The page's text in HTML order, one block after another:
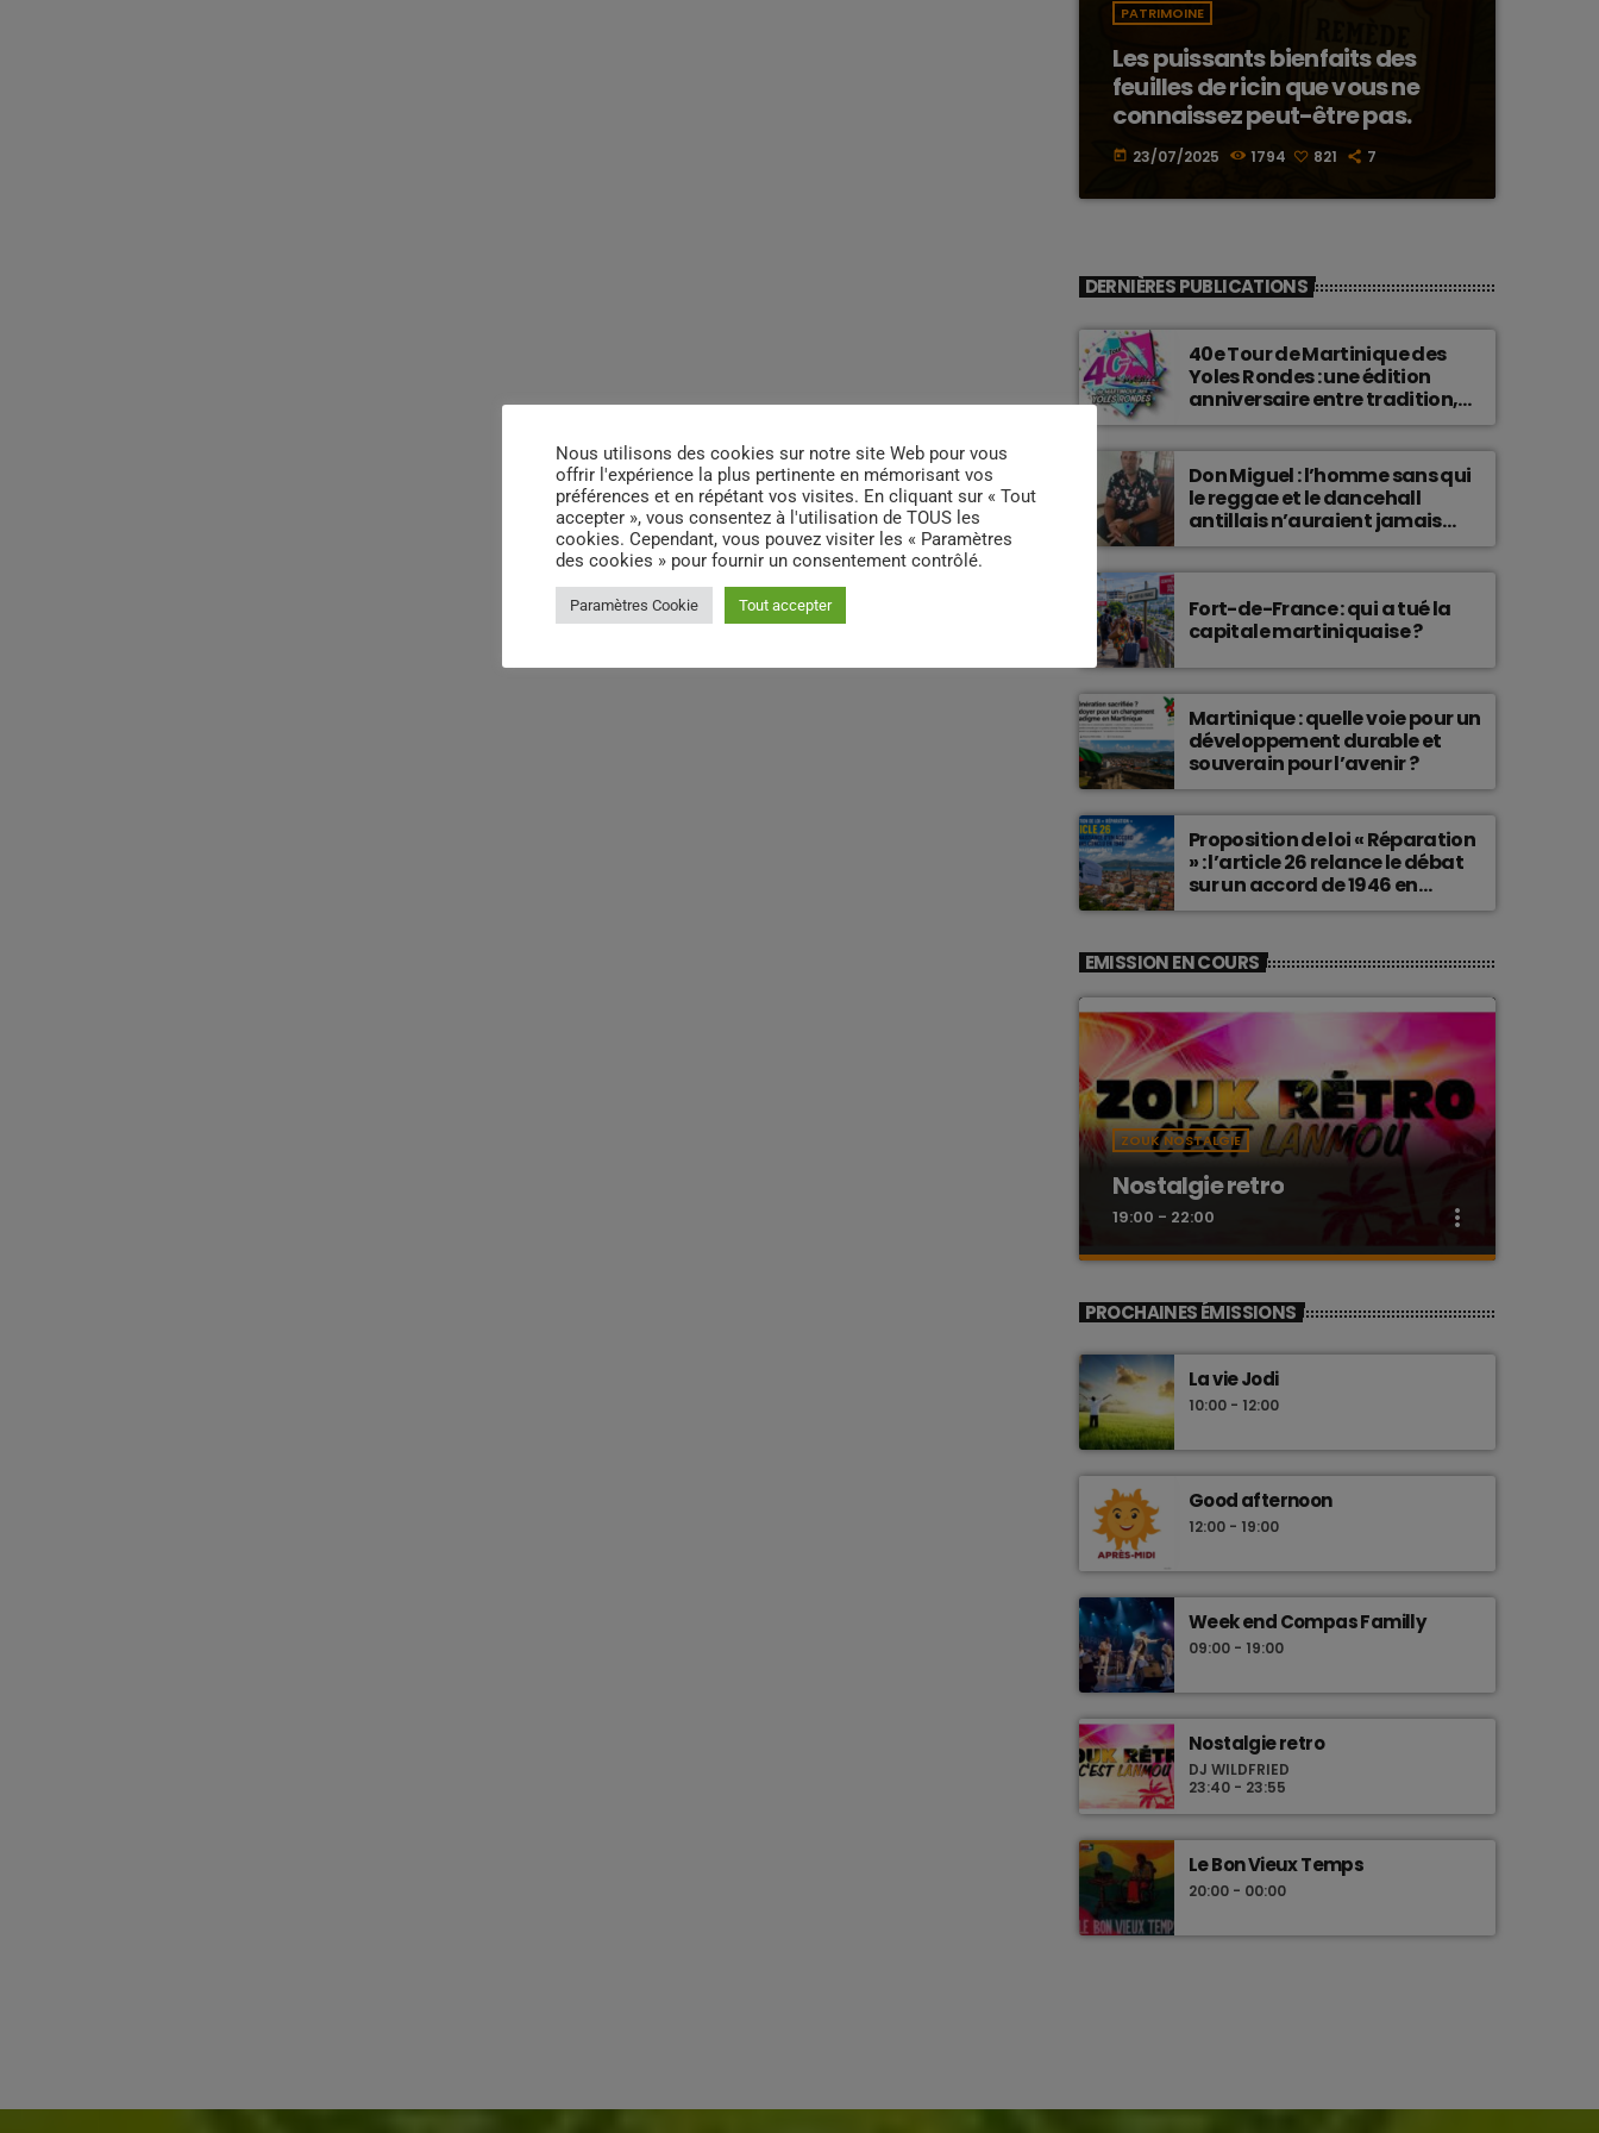
PATRIMOINE
Les puissants bienfaits des
feuilles de ricin que vous ne
connaissez peut-être pas.
today 23/07/2025 1794 821 7
DERNIÈRES PUBLICATIONS
40e Tour de Martinique des
Yoles Rondes : une édition
anniversaire entre tradition,
passion et fierté
martiniquaise.
Don Miguel : l’homme sans qui
le reggae et le dancehall
antillais n’auraient jamais
connu une telle histoire.
Fort-de-France : qui a tué la
capitale martiniquaise ?
Martinique : quelle voie pour un
développement durable et
souverain pour l’avenir ?
Proposition de loi « Réparation
» : l’article 26 relance le débat
sur un accord de 1946 en
Martinique
EMISSION EN COURS
ZOUK NOSTALGIE
Nostalgie retro
19:00 - 22:00 more_vert
Nostalgie retro
Les plus beaux Zouk des années 80
PROCHAINES ÉMISSIONS
La vie Jodi
10:00 - 12:00
Good afternoon
12:00 - 19:00
Week end Compas Familly
09:00 - 19:00
Nostalgie retro
DJ WILDFRIED
23:40 - 23:55
Le Bon Vieux Temps
20:00 - 00:00
Nous utilisons des cookies sur notre site Web pour vous
offrir l'expérience la plus pertinente en mémorisant vos
préférences et en répétant vos visites. En cliquant sur « Tout
accepter », vous consentez à l'utilisation de TOUS les
cookies. Cependant, vous pouvez visiter les « Paramètres
des cookies » pour fournir un consentement contrôlé.
Paramètres Cookie Tout accepter